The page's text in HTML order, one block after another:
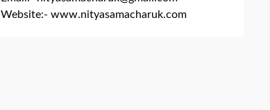
Website:- www.nityasamacharuk.com